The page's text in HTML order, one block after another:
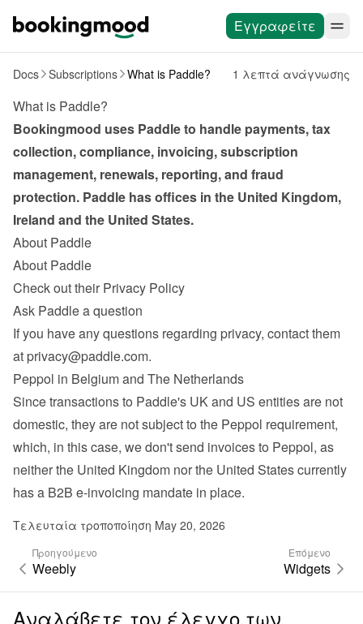
Εγγραφείτε
Docs Subscriptions What is Paddle? 1 λεπτά ανάγνωσης
What is Paddle?
Bookingmood uses Paddle to handle payments, tax
collection, compliance, invoicing, subscription
management, renewals, reporting, and fraud
protection. Paddle has offices in the United Kingdom,
Ireland and the United States.
About Paddle
About Paddle
Check out their Privacy Policy
Ask Paddle a question
If you have any questions regarding privacy, contact them
at privacy@paddle.com.
Peppol in Belgium and The Netherlands
Since transactions to Paddle's UK and US entities are not
domestic, they are not subject to the Peppol requirement,
which, in this case, we don't send invoices to Peppol, as
neither the United Kingdom nor the United States currently
has a B2B e-invoicing mandate in place.
Τελευταία τροποποίηση May 20, 2026
Προηγούμενο
Weebly
Επόμενο
Widgets
Αναλάβετε τον έλεγχο των